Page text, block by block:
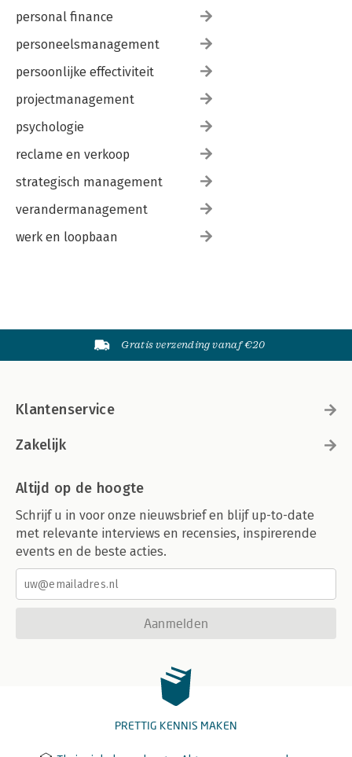
personal finance
personeelsmanagement
persoonlijke effectiviteit
projectmanagement
psychologie
reclame en verkoop
strategisch management
verandermanagement
werk en loopbaan
Gratis verzending vanaf €20
Klantenservice
Zakelijk
Altijd op de hoogte
Schrijf u in voor onze nieuwsbrief en blijf up-to-date
met relevante interviews en recensies, inspirerende
events en de beste acties.
Aanmelden
PRETTIG KENNIS MAKEN